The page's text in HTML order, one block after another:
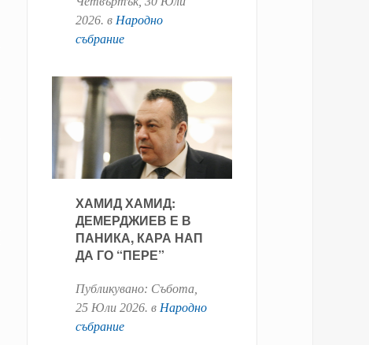
2026. в Народно
събрание
ХАМИД ХАМИД:
ДЕМЕРДЖИЕВ Е В
ПАНИКА, КАРА НАП
ДА ГО “ПЕРЕ”
Публикувано: Събота,
25 Юли 2026. в Народно
събрание